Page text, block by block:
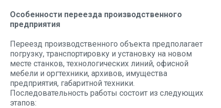
Особенности переезда производственного
предприятия
Переезд производственного объекта предполагает
погрузку, транспортировку и установку на новом
месте станков, технологических линий, офисной
мебели и оргтехники, архивов, имущества
предприятия, габаритной техники.
Последовательность работы состоит из следующих
этапов: